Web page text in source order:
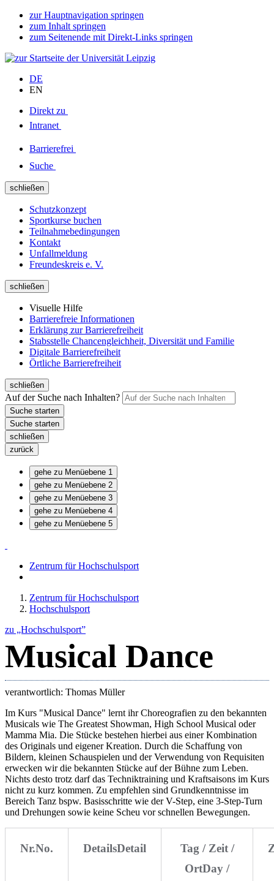
zur Hauptnavigation springen
zum Inhalt springen
zum Seitenende mit Direkt-Links springen
DE
EN
Direkt zu
Intranet
Barrierefrei
Suche
schließen
Schutzkonzept
Sportkurse buchen
Teilnahmebedingungen
Kontakt
Unfallmeldung
Freundeskreis e. V.
schließen
Visuelle Hilfe
Barrierefreie Informationen
Erklärung zur Barrierefreiheit
Stabsstelle Chancengleichheit, Diversität und Familie
Digitale Barrierefreiheit
Örtliche Barrierefreiheit
schließen
Auf der Suche nach Inhalten?
schließen
zurück
gehe zu Menüebene 1
gehe zu Menüebene 2
gehe zu Menüebene 3
gehe zu Menüebene 4
gehe zu Menüebene 5
Zentrum für Hochschulsport
Zentrum für Hochschulsport
Hochschulsport
zu „Hochschulsport”
Musical Dance
verantwortlich: Thomas Müller
Im Kurs "Musical Dance" lernt ihr Choreografien zu den bekannten
Musicals wie The Greatest Showman, High School Musical oder
Mamma Mia. Die Stücke bestehen hierbei aus einer Kombination
des Originals und eigener Kreation. Durch die Schaffung von
Bildern, kleinen Schauspielen und der Verwendung von Requisiten
erwecken wir die bekannten Stücke auf der Bühne zum Leben.
Nichts desto trotz darf das Techniktraining und Kraftsaisons im Kurs
nicht zu kurz kommen. Zu empfehlen sind Grundkenntnisse im
Bereich Tanz bspw. Basisschritte wie der V-Step, eine 3-Step-Turn
und Drehungen sowie keine Scheu vor schnellen Bewegungen.
Nr.No. DetailsDetail
Tag / Zeit /
OrtDay /